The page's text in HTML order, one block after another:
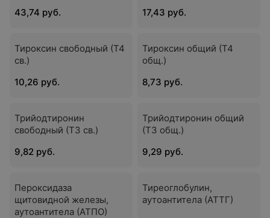
43,74 руб. 17,43 руб.
Тироксин свободный (Т4
св.)
10,26 руб.
Тироксин общий (Т4
общ.)
8,73 руб.
Трийодтиронин
свободный (Т3 св.)
9,82 руб.
Трийодтиронин общий
(Т3 общ.)
9,29 руб.
Пероксидаза
щитовидной железы,
аутоантитела (АТПО)
Тиреоглобулин,
аутоантитела (АТТГ)